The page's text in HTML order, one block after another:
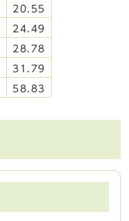
20.55
24.49
28.78
31.79
58.83